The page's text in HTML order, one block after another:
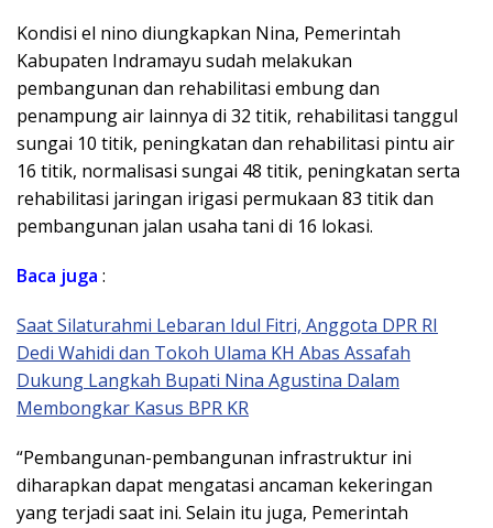
Kondisi el nino diungkapkan Nina, Pemerintah
Kabupaten Indramayu sudah melakukan
pembangunan dan rehabilitasi embung dan
penampung air lainnya di 32 titik, rehabilitasi tanggul
sungai 10 titik, peningkatan dan rehabilitasi pintu air
16 titik, normalisasi sungai 48 titik, peningkatan serta
rehabilitasi jaringan irigasi permukaan 83 titik dan
pembangunan jalan usaha tani di 16 lokasi.
Baca juga :
Saat Silaturahmi Lebaran Idul Fitri, Anggota DPR RI
Dedi Wahidi dan Tokoh Ulama KH Abas Assafah
Dukung Langkah Bupati Nina Agustina Dalam
Membongkar Kasus BPR KR
“Pembangunan-pembangunan infrastruktur ini
diharapkan dapat mengatasi ancaman kekeringan
yang terjadi saat ini. Selain itu juga, Pemerintah